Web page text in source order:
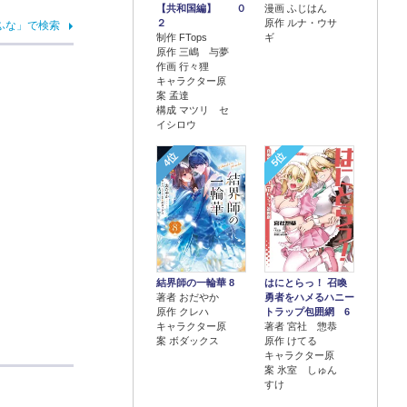
【共和国編】 ０
２
制作 FTops
原作 三嶋 与夢
作画 行々狸
キャラクター原
案 孟達
構成 マツリ セ
イシロウ
漫画 ふじはん
原作 ルナ・ウサ
ギ
4位
結界師の一輪華 8
著者 おだやか
原作 クレハ
キャラクター原
案 ボダックス
5位
はにとらっ！ 召喚
勇者をハメるハニー
トラップ包囲網 6
著者 宮社 惣恭
原作 けてる
キャラクター原
案 氷室 しゅん
すけ
な」で検索